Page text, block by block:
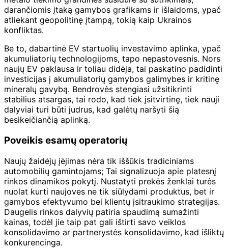
darančiomis įtaką gamybos grafikams ir išlaidoms, ypač
atliekant geopolitinę įtampą, tokią kaip Ukrainos
konfliktas.
Be to, dabartinė EV startuolių investavimo aplinka, ypač
akumuliatorių technologijoms, tapo nepastovesnis. Nors
naujų EV paklausa ir toliau didėja, tai paskatino padidinti
investicijas į akumuliatorių gamybos galimybes ir kritinę
mineralų gavybą. Bendrovės stengiasi užsitikrinti
stabilius atsargas, tai rodo, kad tiek įsitvirtinę, tiek nauji
dalyviai turi būti judrus, kad galėtų naršyti šią
besikeičiančią aplinką.
Poveikis esamų operatorių
Naujų žaidėjų įėjimas nėra tik iššūkis tradiciniams
automobilių gamintojams; Tai signalizuoja apie platesnį
rinkos dinamikos pokytį. Nustatyti prekės ženklai turės
nuolat kurti naujoves ne tik siūlydami produktus, bet ir
gamybos efektyvumo bei klientų įsitraukimo strategijas.
Daugelis rinkos dalyvių patiria spaudimą sumažinti
kainas, todėl jie taip pat gali ištirti savo veiklos
konsolidavimo ar partnerystės konsolidavimo, kad išliktų
konkurencinga.